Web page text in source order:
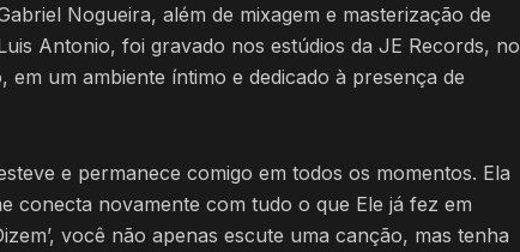
Nogueira, além de mixagem e masterização de
Antonio, foi gravado nos estúdios da JE Records, no
um ambiente íntimo e dedicado à presença de
e permanece comigo em todos os momentos. Ela
conecta novamente com tudo o que Ele já fez em
você não apenas escute uma canção, mas tenha